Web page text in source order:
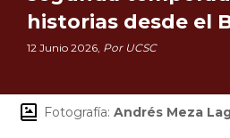
historias desde el
12 Junio 2026, Por UCSC
Fotografía: Andrés Meza